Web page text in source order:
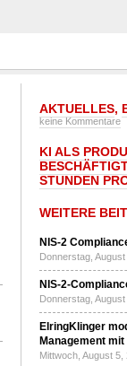
AKTUELLES,
keine Kommentare
KI ALS
STUNDEN
WEITERE
NIS-2
Donnerstag,
NIS-2-
Donnerstag,
ElringKlinger
Management
Mittwoch, August